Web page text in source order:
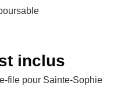
inclus
file pour Sainte-Sophie